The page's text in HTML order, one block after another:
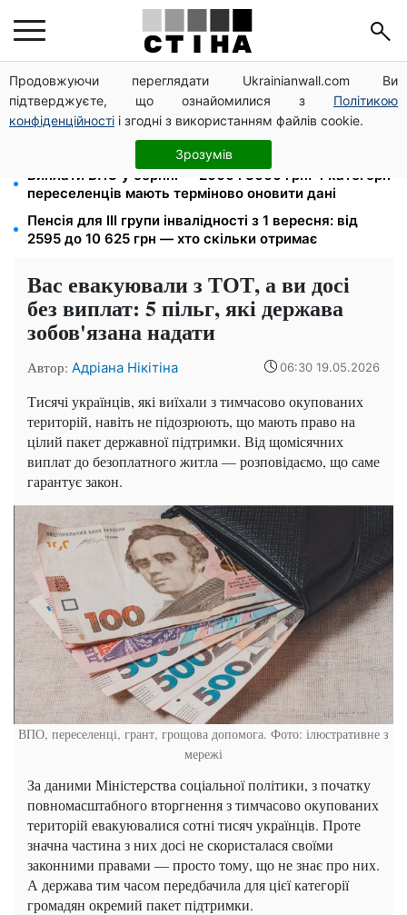
Продовжуючи переглядати Ukrainianwall.com Ви
підтверджуєте, що ознайомилися з Політикою
конфіденційності і згодні з використанням файлів cookie.
Зрозумів
172 940 грн захистять житло від арешту за
комуналку: з жовтня поріг — 432 тисячі
26 000 підписів — Зеленський доручив РНБО
позбавляти водіїв прав за систематичні порушення
Виплати ВПО у серпні — 2000 і 3000 грн: 4 категорії
переселенців мають терміново оновити дані
Пенсія для III групи інвалідності з 1 вересня: від
2595 до 10 625 грн — хто скільки отримає
Вас евакуювали з ТОТ, а ви досі
без виплат: 5 пільг, які держава
зобов'язана надати
Автор: Адріана Нікітіна 06:30 19.05.2026
Тисячі українців, які виїхали з тимчасово окупованих
територій, навіть не підозрюють, що мають право на
цілий пакет державної підтримки. Від щомісячних
виплат до безоплатного житла — розповідаємо, що саме
гарантує закон.
ВПО, переселенці, грант, грощова допомога. Фото: ілюстративне з
мережі
За даними Міністерства соціальної політики, з початку
повномасштабного вторгнення з тимчасово окупованих
територій евакуювалися сотні тисяч українців. Проте
значна частина з них досі не скористалася своїми
законними правами — просто тому, що не знає про них.
А держава тим часом передбачила для цієї категорії
громадян окремий пакет підтримки.